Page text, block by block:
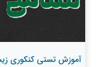
آموزش تستی کنکوری